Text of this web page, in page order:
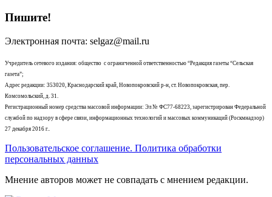
Пишите!
Электронная почта: selgaz@mail.ru
Учредитель сетевого издания: общество с ограниченной ответственностью “Редакция газеты “Сельская
газета”;
Адрес редакции: 353020, Краснодарский край, Новопокровский р-н, ст. Новопокровская, пер.
Комсомольский, д. 31.
Регистрационный номер средства массовой информации: Эл № ФС77-68223, зарегистрирован Федеральной
службой по надзору в сфере связи, информационных технологий и массовых коммуникаций (Роскмнадзор)
27 декабря 2016 г..
Пользовательское соглашение. Политика обработки
персональных данных
Мнение авторов может не совпадать с мнением редакции.